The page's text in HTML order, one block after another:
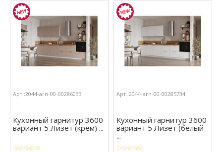
Арт.:2044-arn-00-00286033
Кухонный гарнитур 3600
вариант 5 Лизет (крем) ...
Арт.:2044-arn-00-00285734
Кухонный гарнитур 3600
вариант 5 Лизет (белый
...